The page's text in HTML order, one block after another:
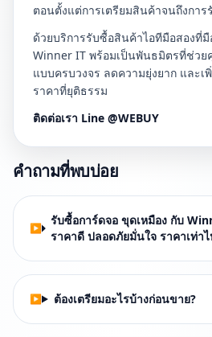
ตอนตั้งแต่การเตรียมสินค้าจนถึงการ
ด้วยบริการรับซื้อสินค้าไอทีมือสองที่
Winner IT พร้อมเป็นพันธมิตรที่ช่ว
แบบครบวงจร ลดความยุ่งยาก และเ
ราคาที่ยุติธรรม
ติดต่อเรา Line @WEBUY
คำถามที่พบบ่อย
รับซื้อการ์ดจอ ขุดเหมือง กับ
ราคาดี ปลอดภัยมั่นใจ ราคาเท่าไ
ต้องเตรียมอะไรบ้างก่อนขาย?